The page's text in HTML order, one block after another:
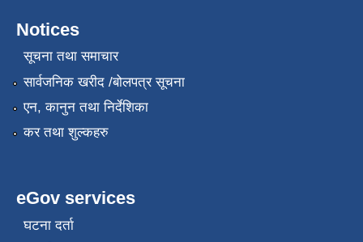
Notices
सूचना तथा समाचार
सार्वजनिक खरीद /बोलपत्र सूचना
एन, कानुन तथा निर्देशिका
कर तथा शुल्कहरु
eGov services
घटना दर्ता